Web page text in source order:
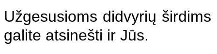
Užgesusioms didvyrių
galite atsinešti ir Jūs.